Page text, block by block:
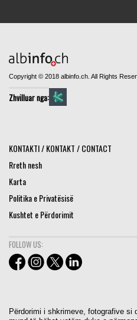
Copyright © 2018 albinfo.ch. All Rights
Zhvilluar nga:
KONTAKTI / KONTAKT / CONTACT
Rreth nesh
Karta
Politika e Privatësisë
Kushtet e Përdorimit
FOLLOW US:
Përdorimi i shkrimeve, fotografive si